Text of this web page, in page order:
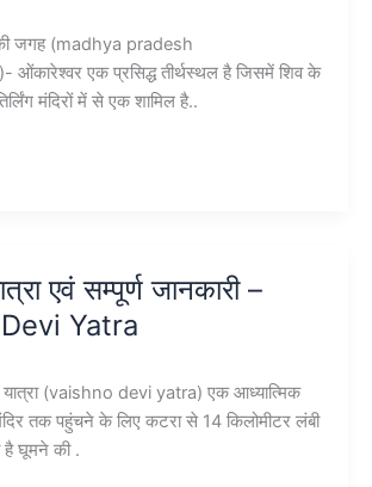
जगह (madhya pradesh
एक प्रसिद्ध तीर्थस्थल है जिसमें शिव के
मंदिरों में से एक शामिल है..
एवं सम्पूर्ण जानकारी –
Yatra
यात्रा (vaishno devi yatra) एक आध्यात्मिक
तक पहुंचने के लिए कटरा से 14 किलोमीटर लंबी
है घूमने की .